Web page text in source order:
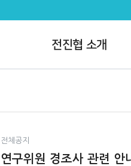
전진협 소개
전체공지
연구위원 경조사 관련 안